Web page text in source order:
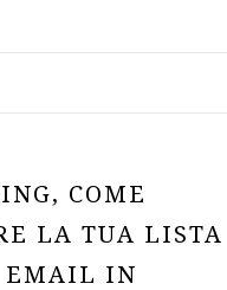
COME
LA TUA LISTA
EMAIL IN